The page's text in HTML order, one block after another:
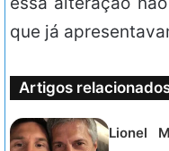
que já
Artigos
Lionel